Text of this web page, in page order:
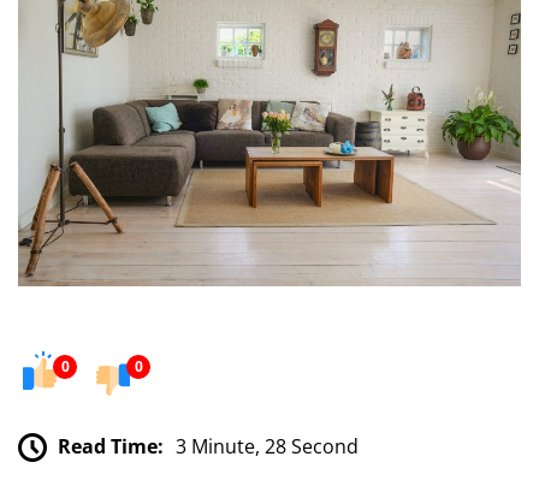
0 0
Read Time: 3 Minute, 28 Second